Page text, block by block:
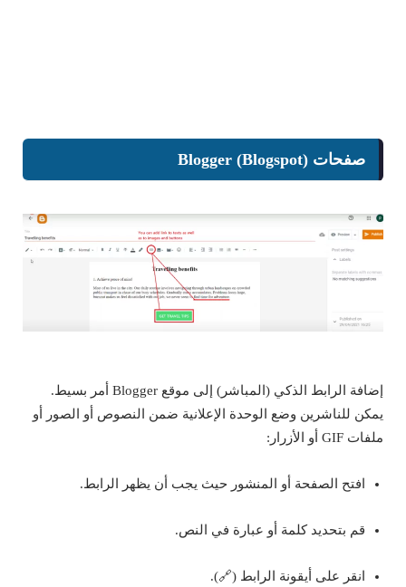
صفحات Blogger (Blogspot)
إضافة الرابط الذكي (المباشر) إلى موقع Blogger أمر بسيط.
يمكن للناشرين وضع الوحدة الإعلانية ضمن النصوص أو الصور أو
ملفات GIF أو الأزرار:
افتح الصفحة أو المنشور حيث يجب أن يظهر الرابط.
قم بتحديد كلمة أو عبارة في النص.
انقر على أيقونة الرابط (🔗).